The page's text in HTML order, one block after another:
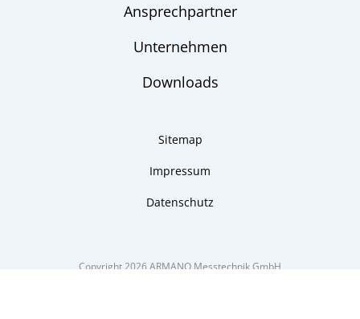
Ansprechpartner
Unternehmen
Downloads
Sitemap
Impressum
Datenschutz
Copyright 2026 ARMANO Messtechnik GmbH